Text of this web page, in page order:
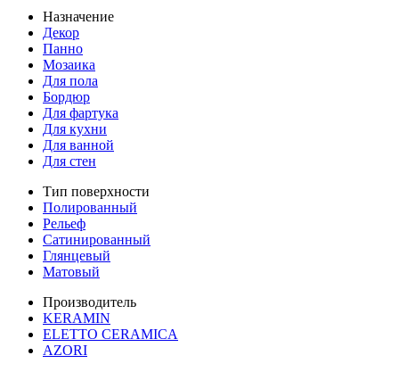
Назначение
Декор
Панно
Мозаика
Для пола
Бордюр
Для фартука
Для кухни
Для ванной
Для стен
Тип поверхности
Полированный
Рельеф
Сатинированный
Глянцевый
Матовый
Производитель
KERAMIN
ELETTO CERAMICA
AZORI